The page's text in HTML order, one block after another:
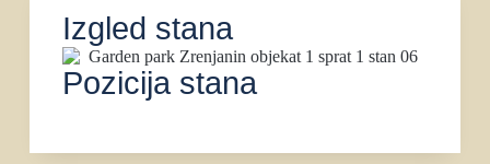
Izgled stana
Pozicija stana